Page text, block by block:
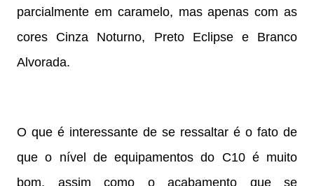
parcialmente em caramelo, mas apenas com as
cores Cinza Noturno, Preto Eclipse e Branco
Alvorada.
O que é interessante de se ressaltar é o fato de
que o nível de equipamentos do C10 é muito
bom, assim como o acabamento que se